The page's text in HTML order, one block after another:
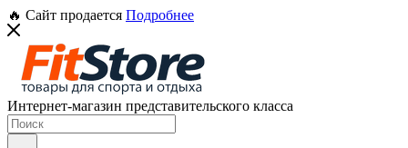
🔥 Сайт продается Подробнее
Интернет-магазин представительского класса